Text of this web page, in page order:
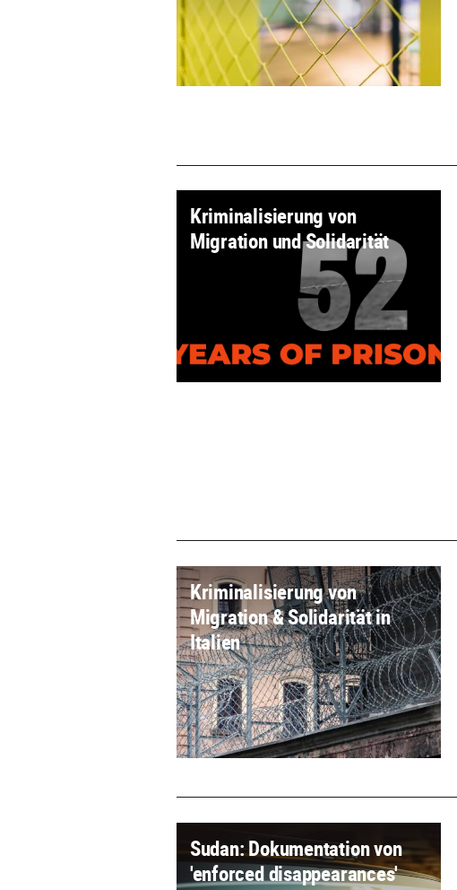
Kriminalisierung von
Migration und Solidarität
Kriminalisierung von
Migration & Solidarität in
Italien
Sudan: Dokumentation von
'enforced disappearances'